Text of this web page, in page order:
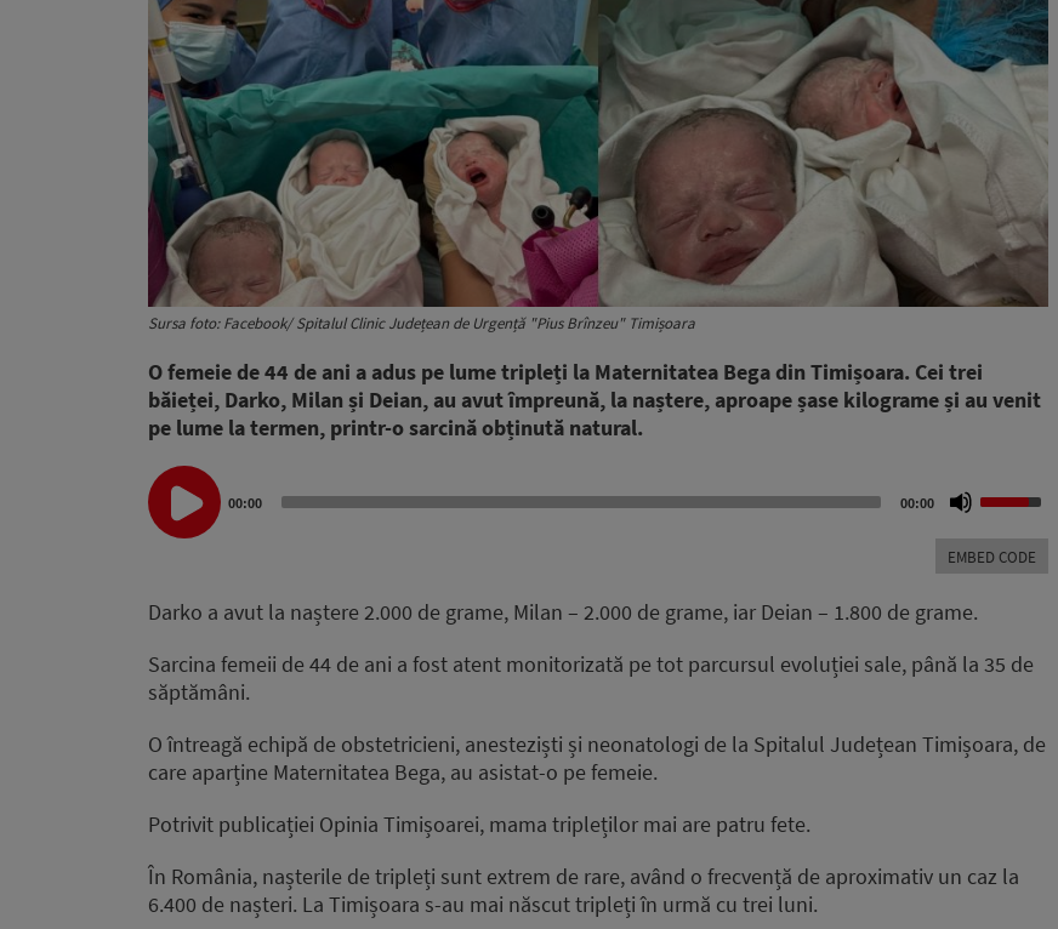
Sursa foto: Facebook/ Spitalul Clinic Județean de Urgență "Pius Brînzeu" Timișoara
O femeie de 44 de ani a adus pe lume tripleți la Maternitatea Bega din Timișoara. Cei trei
băieței, Darko, Milan și Deian, au avut împreună, la naștere, aproape șase kilograme și au venit
pe lume la termen, printr-o sarcină obținută natural.
Audio
Player
00:00 00:00
Up/Down
keys
decrease
EMBED CODE
Darko a avut la naștere 2.000 de grame, Milan – 2.000 de grame, iar Deian – 1.800 de grame.
Sarcina femeii de 44 de ani a fost atent monitorizată pe tot parcursul evoluției sale, până la 35 de
săptămâni.
O întreagă echipă de obstetricieni, anesteziști și neonatologi de la Spitalul Județean Timișoara, de
care aparține Maternitatea Bega, au asistat-o pe femeie.
Potrivit publicației Opinia Timișoarei, mama tripleților mai are patru fete.
În România, nașterile de tripleți sunt extrem de rare, având o frecvență de aproximativ un caz la
6.400 de nașteri. La Timișoara s-au mai născut tripleți în urmă cu trei luni.